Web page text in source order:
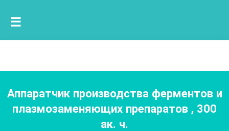
☰
Аппаратчик производства ферментов и
плазмозаменяющих препаратов , 300
ак. ч.